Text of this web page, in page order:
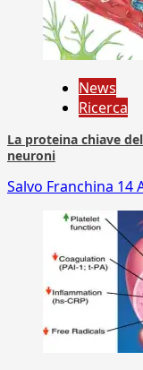
News
Ricerca
La proteina chiave
neuroni
Salvo Franchina 14